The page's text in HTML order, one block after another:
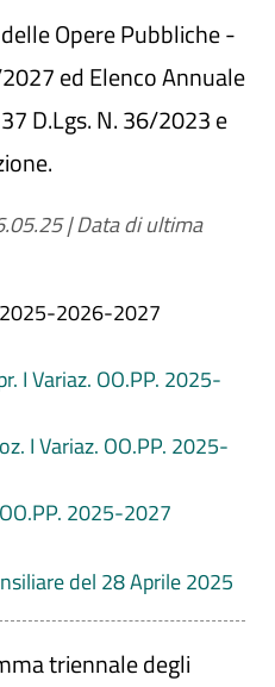
Opere Pubbliche -
ed Elenco Annuale
D.Lgs. N. 36/2023 e
|Data di ultima
2025-2026-2027
I Variaz. OO.PP. 2025-
I Variaz. OO.PP. 2025-
2025-2027
del 28 Aprile 2025
triennale degli